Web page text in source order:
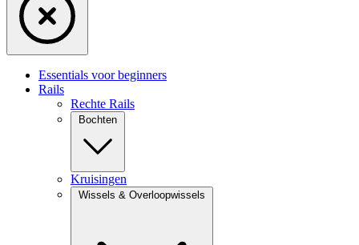
Essentials voor beginners
Rails
Rechte Rails
Bochten
Kruisingen
Wissels & Overloopwissels